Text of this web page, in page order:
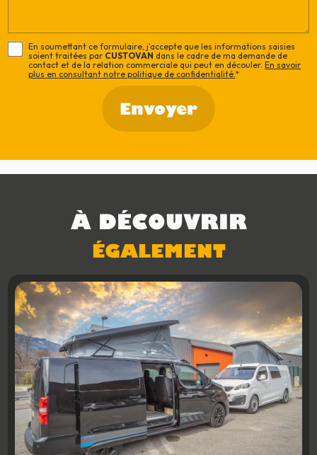
En soumettant ce formulaire, j'accepte que les informations saisies
soient traitées par CUSTOVAN dans le cadre de ma demande de
contact et de la relation commerciale qui peut en découler.En savoir
plus en consultant notre politique de confidentialité. *
À DÉCOUVRIR
ÉGALEMENT